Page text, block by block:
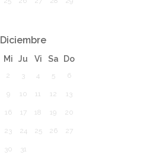
Diciembre
Mi Ju Vi Sa Do
2 3 4 5 6
9 10 11 12 13
16 17 18 19 20
23 24 25 26 27
30 31